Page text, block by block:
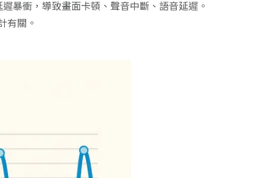
暴衝，導致畫面卡頓、聲音中斷、語音延遲。
有關。